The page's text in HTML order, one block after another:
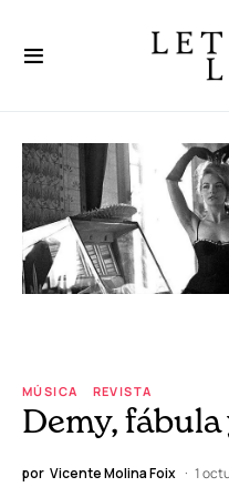
MÚSICA REVISTA
Demy,
por Vicente Molina Foix 1